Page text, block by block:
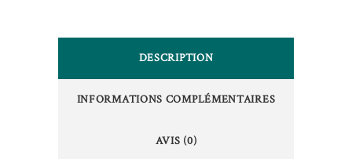
DESCRIPTION
INFORMATIONS COMPLÉMENTAIRES
AVIS (0)